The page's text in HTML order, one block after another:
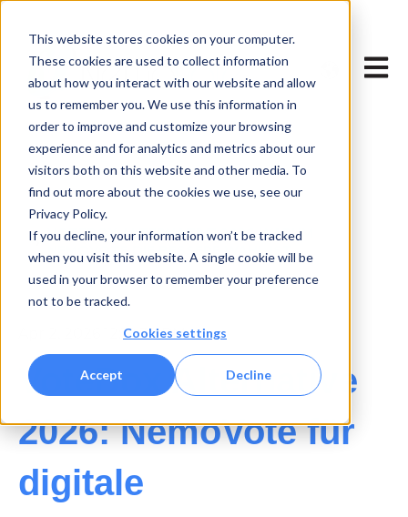
This website stores cookies on your computer.
These cookies are used to collect information
about how you interact with our website and allow
us to remember you. We use this information in
order to improve and customize your browsing
experience and for analytics and metrics about our
visitors both on this website and other media. To
find out more about the cookies we use, see our
Privacy Policy.
If you decline, your information won’t be tracked
when you visit this website. A single cookie will be
used in your browser to remember your preference
not to be tracked.
Cookies settings
Accept Decline
NEMOVOTE BLOG
BEST ONLINE VOTING TOOL
VOTEBOX ALTERNATIVE 2026 WARUM
NEMOVOTE DIE BESSERE WAHL IST
Apr 2, 2026 12:10:32 PM
VoteBox Alternative
2026: NemoVote für
digitale